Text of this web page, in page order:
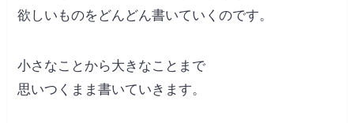
欲しいものをどんどん書いていくのです。
小さなことから大きなことまで
思いつくまま書いていきます。